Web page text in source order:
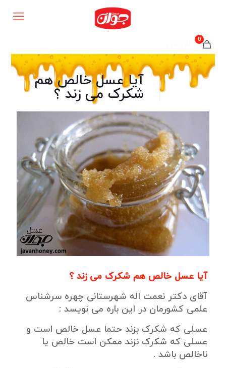
0
آیا عسل خالص هم
شکرک می زند ؟
آیا عسل خالص هم شکرک می زند ؟
آقای دکتر نعمت اله شهرستانی چهره سرشناس
علمی کشورمان در این باره می نویسد :
عسلی که شکرک بزند حتما عسل خالص است و
عسلی که شکرک نزند ممکن است خالص یا
ناخالص باشد .